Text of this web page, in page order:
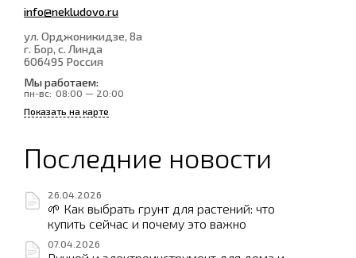
info@nekludovo.ru
ул. Орджоникидзе, 8а
г. Бор, с. Линда
606495 Россия
Мы работаем:
пн-вс: 08:00 — 20:00
Показать на карте
Последние новости
26.04.2026
🌱 Как выбрать грунт для растений: что
купить сейчас и почему это важно
07.04.2026